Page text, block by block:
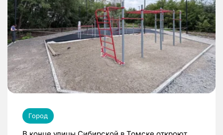
Город